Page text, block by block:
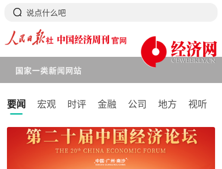
要闻 宏观 时评 金融 公司 地方 视听
下拉刷新